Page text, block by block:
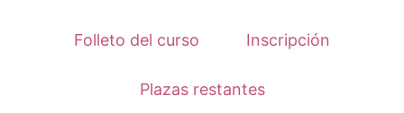
Folleto del curso Inscripción
Plazas restantes